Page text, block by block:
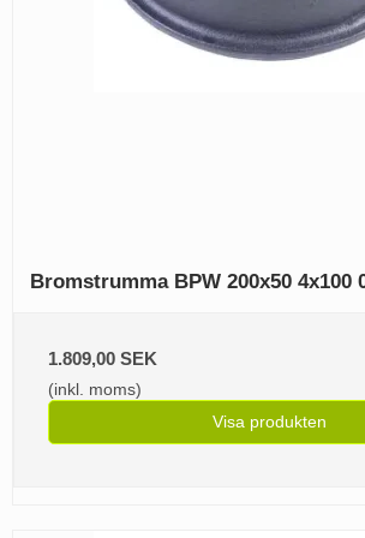
Bromstrumma BPW 200x50 4x100
1.809,00 SEK
(inkl. moms)
Visa produkten